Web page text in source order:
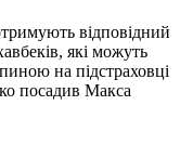
відповідний
які можуть
на підстраховці
посадив Макса